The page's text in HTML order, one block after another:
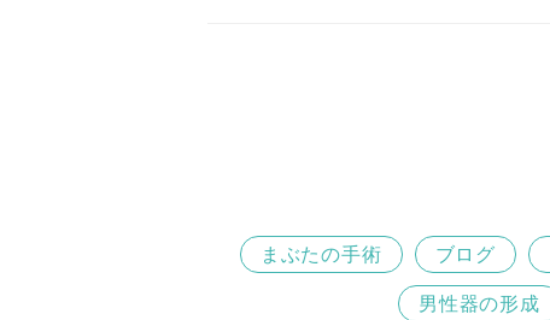
まぶたの手術 ブログ
男性器の形成